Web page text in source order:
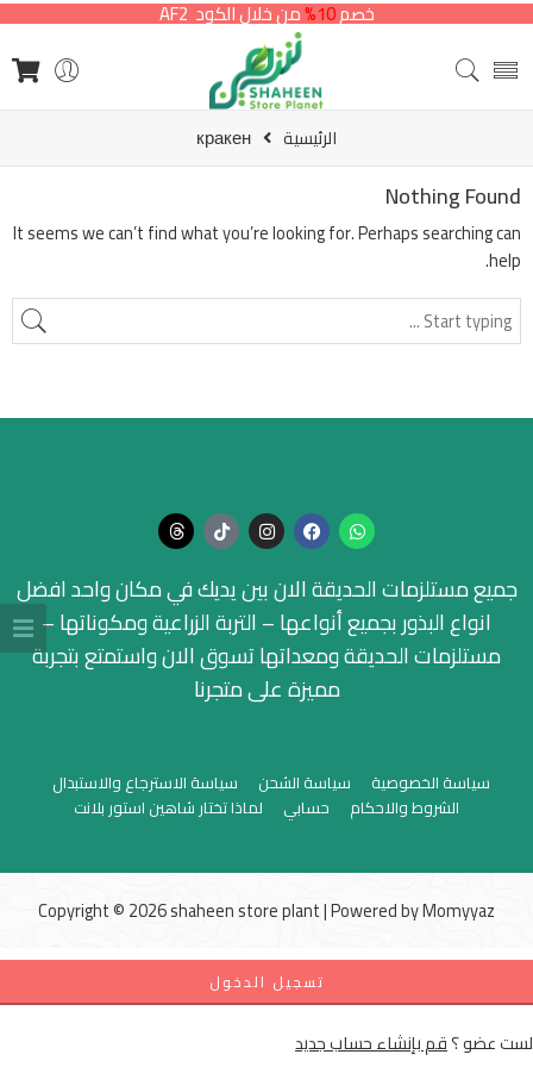
خصم10% من خلال الكود AF2
الرئيسية кракен
Nothing Found
It seems we can’t find what you’re looking for. Perhaps searching can
help.
جميع مستلزمات الحديقة الان بين يديك في مكان واحد افضل
انواع البذور بجميع أنواعها – التربة الزراعية ومكوناتها –
مستلزمات الحديقة ومعداتها تسوق الان واستمتع بتجربة
مميزة على متجرنا
سياسة الخصوصية سياسة الشحن
سياسة الاسترجاع والاستبدال
الشروط والاحكام
حسابي لماذا تختار شاهين استور بلانت
Copyright © 2026 shaheen store plant | Powered byMomyyaz
تسجيل الدخول
لست عضو ؟قم بإنشاء حساب جديد